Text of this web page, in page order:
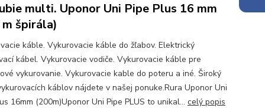
multi. Uponor Uni Pipe Plus 16 mm
špirála)
káble. Vykurovacie káble do žľabov. Elektrický
kábel. Vykurovacie vodiče. Vykurovacie káble pre
vykurovanie. Vykurovacie kable do poteru a iné. Široký
káblov nájdete v našej ponuke.Rura Uponor Uni
16mm (200m)Uponor Uni Pipe PLUS to unikal... celý popis